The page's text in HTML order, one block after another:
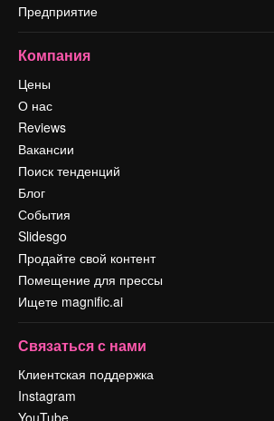
Предприятие
Компания
Цены
О нас
Reviews
Вакансии
Поиск тенденций
Блог
События
Slidesgo
Продайте свой контент
Помещение для прессы
Ищете magnific.ai
Связаться с нами
Клиентская поддержка
Instagram